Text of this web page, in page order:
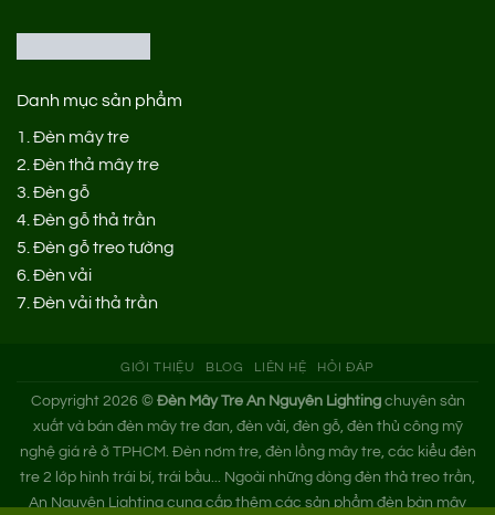
Danh mục sản phẩm
1. Đèn mây tre
2. Đèn thả mây tre
3. Đèn gỗ
4. Đèn gỗ thả trần
5. Đèn gỗ treo tường
6. Đèn vải
7. Đèn vải thả trần
GIỚI THIỆU BLOG LIÊN HỆ HỎI ĐÁP
Copyright 2026 © Đèn Mây Tre An Nguyên Lightingchuyên sản
xuất và bán đèn mây tre đan, đèn vải, đèn gỗ, đèn thủ công mỹ
nghệ giá rẻ ở TPHCM. Đèn nơm tre, đèn lồng mây tre, các kiểu đèn
tre 2 lớp hình trái bí, trái bầu... Ngoài những dòng đèn thả treo trần,
An Nguyên Lighting cung cấp thêm các sản phẩm đèn bàn mây